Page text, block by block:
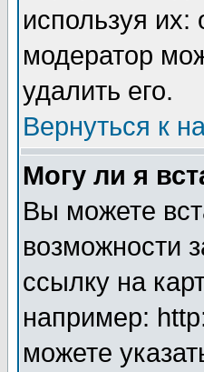
используя
модератор
удалить его.
Вернуться к
Могу ли я
Вы можете
возможности
ссылку на
например:
можете